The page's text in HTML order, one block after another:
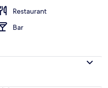
Restaurant
Bar